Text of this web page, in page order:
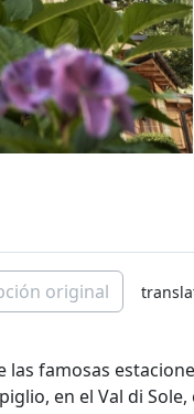
original
famosas
en el Val di Sole,